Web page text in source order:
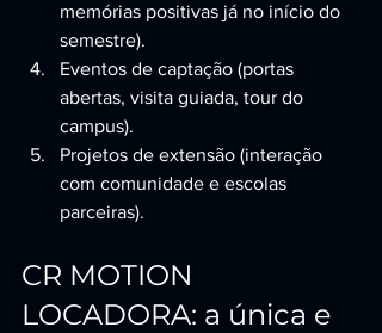
memórias positivas já no início do
semestre).
Eventos de captação (portas
abertas, visita guiada, tour do
campus).
Projetos de extensão (interação
com comunidade e escolas
parceiras).
CR MOTION
LOCADORA: a única e